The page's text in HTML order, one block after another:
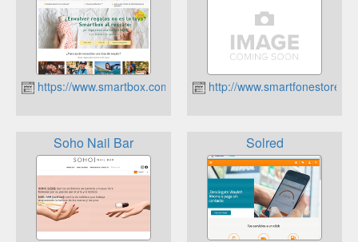
https://www.smartbox.com/es/ http://www.smartfonestore.es
Soho Nail Bar Solred